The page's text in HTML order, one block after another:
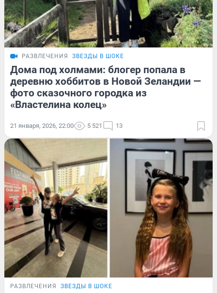
РАЗВЛЕЧЕНИЯ ЗВЕЗДЫ В ШОКЕ
Дома под холмами: блогер попала в
деревню хоббитов в Новой Зеландии —
фото сказочного городка из
«Властелина колец»
21 января, 2026, 22:00 5 521 13
РАЗВЛЕЧЕНИЯ ЗВЕЗДЫ В ШОКЕ